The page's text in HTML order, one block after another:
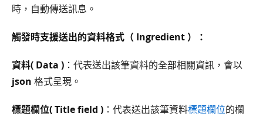
時，自動傳送訊息。
觸發時支援送出的資料格式（ Ingredient ）：
資料( Data ) ：代表送出該筆資料的全部相關資訊，會以
json 格式呈現。
標題欄位( Title field ) ：代表送出該筆資料標題欄位的欄